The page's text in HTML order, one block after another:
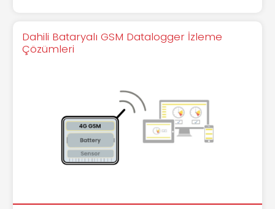
Dahili Bataryalı GSM Datalogger İzleme
Çözümleri